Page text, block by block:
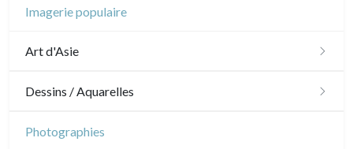
Imagerie populaire
Art d'Asie
Dessins japonais
Dessins / Aquarelles
Émile Sulpis (dessins)
Photographies